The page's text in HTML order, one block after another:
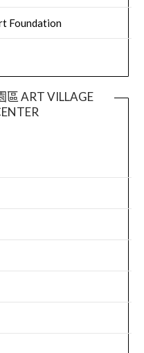
Foundation
區 ART VILLAGE